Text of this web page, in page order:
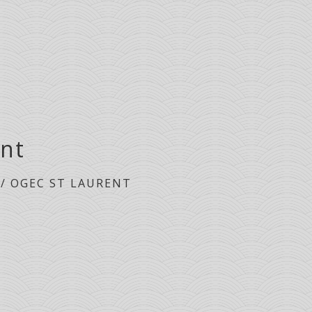
OGEC ST LAURENT